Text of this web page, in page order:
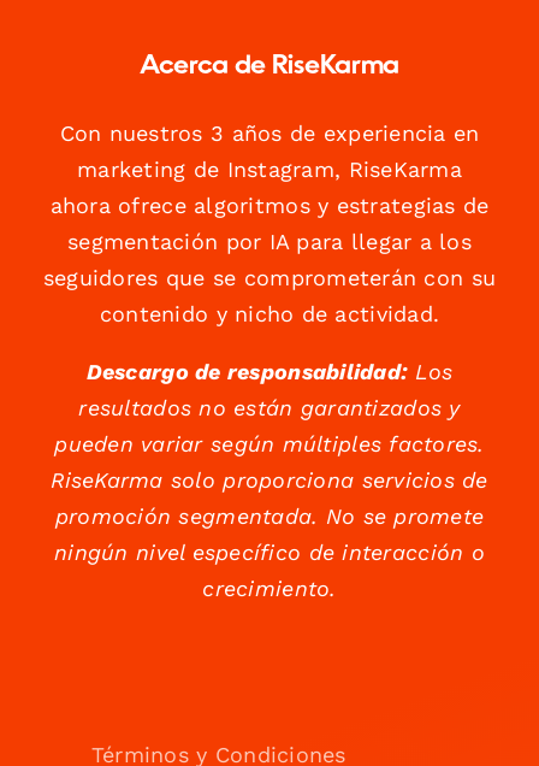
Acerca de RiseKarma
Con nuestros 3 años de experiencia en
marketing de Instagram, RiseKarma
ahora ofrece algoritmos y estrategias de
segmentación por IA para llegar a los
seguidores que se comprometerán con su
contenido y nicho de actividad.
Descargo de responsabilidad:Los
resultados no están garantizados y
pueden variar según múltiples factores.
RiseKarma solo proporciona servicios de
promoción segmentada. No se promete
ningún nivel específico de interacción o
crecimiento.
Términos y Condiciones